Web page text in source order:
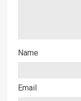
Name
Email